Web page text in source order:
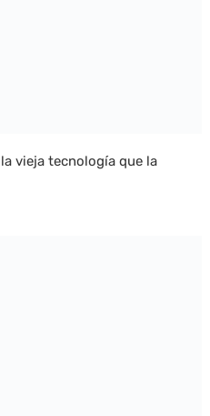
vieja tecnología que la